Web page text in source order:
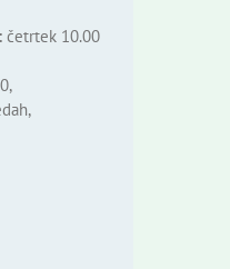
četrtek 10.00